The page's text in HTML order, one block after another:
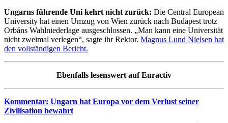
Ungarns führende Uni kehrt nicht zurück: Die Central European
University hat einen Umzug von Wien zurück nach Budapest trotz
Orbáns Wahlniederlage ausgeschlossen. „Man kann eine Universität
nicht zweimal verlegen“, sagte ihr Rektor. Magnus Lund Nielsen hat
den vollständigen Bericht.
Ebenfalls lesenswert auf Euractiv
Kommentar: Ungarn hat Europa vor dem Verlust seiner
Zivilisation bewahrt